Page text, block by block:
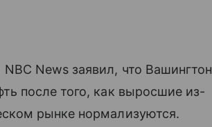
News заявил, что Вашингтон
после того, как выросшие из-
рынке нормализуются.